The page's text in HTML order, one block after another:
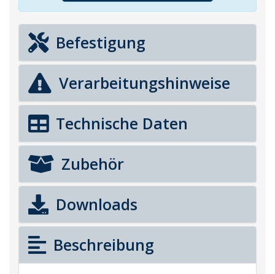
Befestigung
Verarbeitungshinweise
Technische Daten
Zubehör
Downloads
Beschreibung